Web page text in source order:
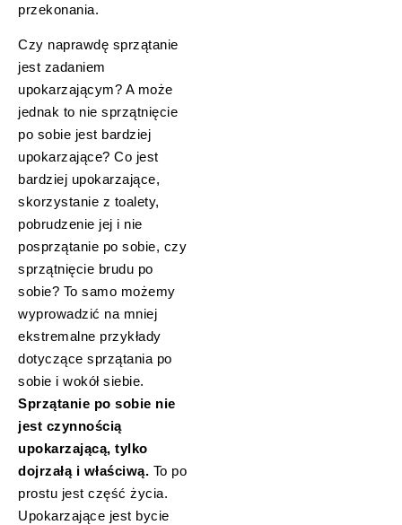
przekonania.
Czy naprawdę sprzątanie
jest zadaniem
upokarzającym? A może
jednak to nie sprzątnięcie
po sobie jest bardziej
upokarzające? Co jest
bardziej upokarzające,
skorzystanie z toalety,
pobrudzenie jej i nie
posprzątanie po sobie, czy
sprzątnięcie brudu po
sobie? To samo możemy
wyprowadzić na mniej
ekstremalne przykłady
dotyczące sprzątania po
sobie i wokół siebie.
Sprzątanie po sobie nie
jest czynnością
upokarzającą, tylko
dojrzałą i właściwą. To po
prostu jest część życia.
Upokarzające jest bycie